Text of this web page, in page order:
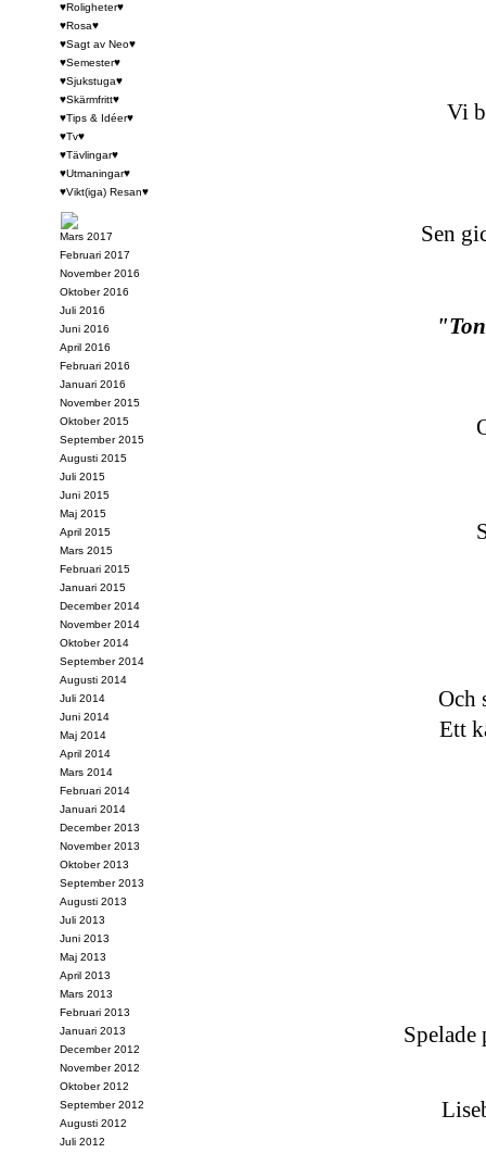
Vi
Sen
Och
Ett
♥Roligheter♥
♥Rosa♥
♥Sagt av Neo♥
♥Semester♥
♥Sjukstuga♥
♥Skärmfritt♥
♥Tips & Idéer♥
♥Tv♥
♥Tävlingar♥
♥Utmaningar♥
♥Vikt(iga) Resan♥
Mars 2017
Februari 2017
November 2016
Oktober 2016
Juli 2016
Juni 2016
April 2016
Februari 2016
Januari 2016
November 2015
Oktober 2015
September 2015
Augusti 2015
Juli 2015
Juni 2015
Maj 2015
April 2015
Mars 2015
Februari 2015
Januari 2015
December 2014
November 2014
Oktober 2014
September 2014
Augusti 2014
Juli 2014
Juni 2014
Maj 2014
April 2014
Mars 2014
Februari 2014
Januari 2014
December 2013
November 2013
Oktober 2013
September 2013
Augusti 2013
Juli 2013
Juni 2013
Maj 2013
April 2013
Mars 2013
Februari 2013
Januari 2013
December 2012
November 2012
Oktober 2012
September 2012
Augusti 2012
Juli 2012